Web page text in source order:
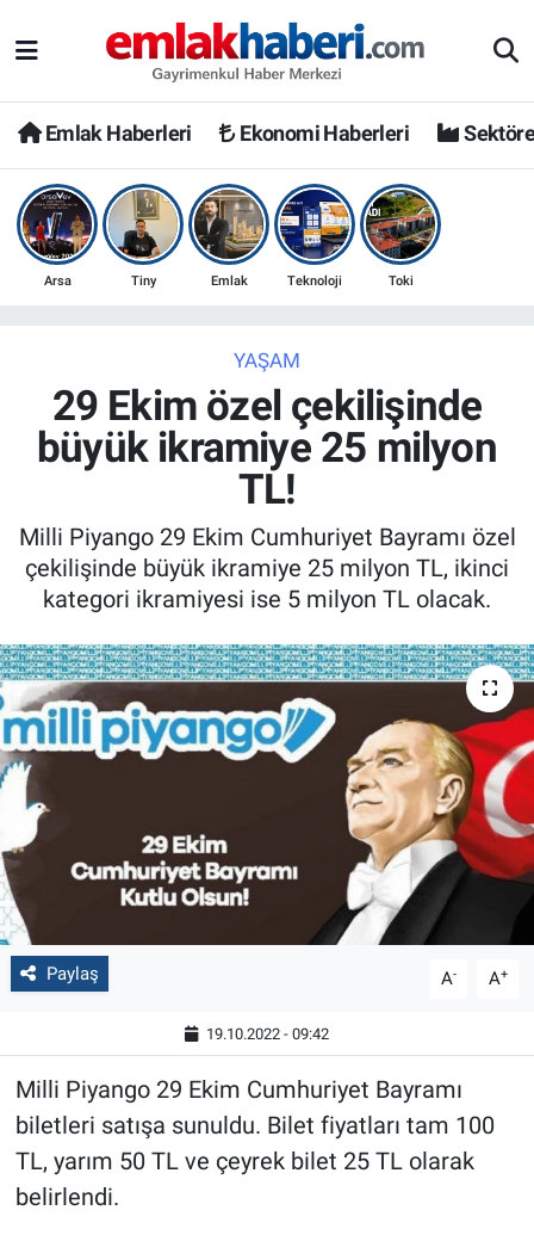
Emlak Haberleri Ekonomi Haberleri
Arsa Tiny Emlak Teknoloji Toki
YAŞAM
29 Ekim özel çekilişinde
büyük ikramiye 25 milyon
TL!
Milli Piyango 29 Ekim Cumhuriyet Bayramı özel
çekilişinde büyük ikramiye 25 milyon TL, ikinci
kategori ikramiyesi ise 5 milyon TL olacak.
Paylaş A- A+
19.10.2022 - 09:42
Milli Piyango 29 Ekim Cumhuriyet Bayramı
biletleri satışa sunuldu. Bilet fiyatları tam 100
TL, yarım 50 TL ve çeyrek bilet 25 TL olarak
belirlendi.